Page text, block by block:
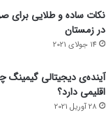
نکات ساده و طلایی برای
در زمستان
14 جولای 2021
آینده‌ی دیجیتالی گیمینگ
اقلیمی دارد؟
28 آوریل 2021